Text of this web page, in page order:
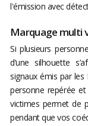
l'émission avec
Marquage multi
Si plusieurs
d’une silhouette
signaux émis par
personne repérée
victimes permet de
pendant que vos